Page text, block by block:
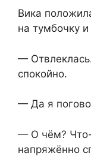
Вика
на тумбочку
—
спокойно.
— Да я
— О чём? Что-
напряжённо